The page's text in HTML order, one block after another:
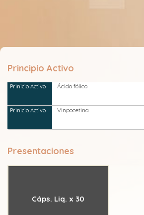
Principio Activo
Ácido fólico
Vinpocetina
Presentaciones
Cáps. Liq. x 30